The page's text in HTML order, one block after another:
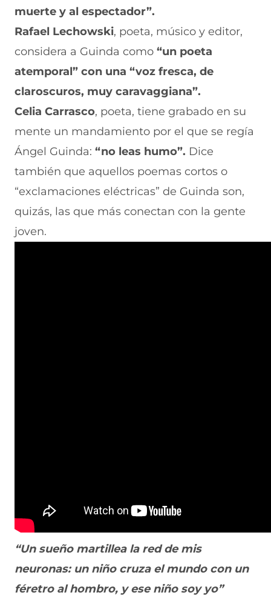
muerte y al espectador”.
Rafael Lechowski, poeta, músico y editor,
considera a Guinda como “un poeta
atemporal” con una “voz fresca, de
claroscuros, muy caravaggiana”.
Celia Carrasco, poeta, tiene grabado en su
mente un mandamiento por el que se regía
Ángel Guinda: “no leas humo”. Dice
también que aquellos poemas cortos o
“exclamaciones eléctricas” de Guinda son,
quizás, las que más conectan con la gente
joven.
“Un sueño martillea la red de mis
neuronas: un niño cruza el mundo con un
féretro al hombro, y ese niño soy yo”